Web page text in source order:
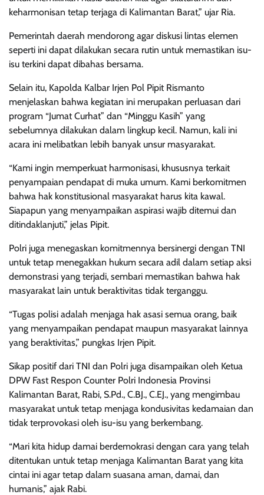
keharmonisan tetap terjaga di Kalimantan Barat,” ujar Ria.
Pemerintah daerah mendorong agar diskusi lintas elemen
seperti ini dapat dilakukan secara rutin untuk memastikan isu-
isu terkini dapat dibahas bersama.
Selain itu, Kapolda Kalbar Irjen Pol Pipit Rismanto
menjelaskan bahwa kegiatan ini merupakan perluasan dari
program “Jumat Curhat” dan “Minggu Kasih” yang
sebelumnya dilakukan dalam lingkup kecil. Namun, kali ini
acara ini melibatkan lebih banyak unsur masyarakat.
“Kami ingin memperkuat harmonisasi, khususnya terkait
penyampaian pendapat di muka umum. Kami berkomitmen
bahwa hak konstitusional masyarakat harus kita kawal.
Siapapun yang menyampaikan aspirasi wajib ditemui dan
ditindaklanjuti,” jelas Pipit.
Polri juga menegaskan komitmennya bersinergi dengan TNI
untuk tetap menegakkan hukum secara adil dalam setiap aksi
demonstrasi yang terjadi, sembari memastikan bahwa hak
masyarakat lain untuk beraktivitas tidak terganggu.
“Tugas polisi adalah menjaga hak asasi semua orang, baik
yang menyampaikan pendapat maupun masyarakat lainnya
yang beraktivitas,” pungkas Irjen Pipit.
Sikap positif dari TNI dan Polri juga disampaikan oleh Ketua
DPW Fast Respon Counter Polri Indonesia Provinsi
Kalimantan Barat, Rabi, S.Pd., C.BJ., C.EJ., yang mengimbau
masyarakat untuk tetap menjaga kondusivitas kedamaian dan
tidak terprovokasi oleh isu-isu yang berkembang.
“Mari kita hidup damai berdemokrasi dengan cara yang telah
ditentukan untuk tetap menjaga Kalimantan Barat yang kita
cintai ini agar tetap dalam suasana aman, damai, dan
humanis,” ajak Rabi.